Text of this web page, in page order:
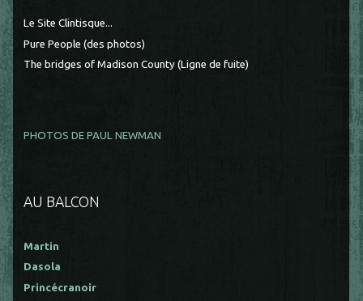
Le Site Clintisque...
Pure People (des photos)
The bridges of Madison County (Ligne de fuite)
PHOTOS DE PAUL NEWMAN
AU BALCON
Martin
Dasola
Princécranoir